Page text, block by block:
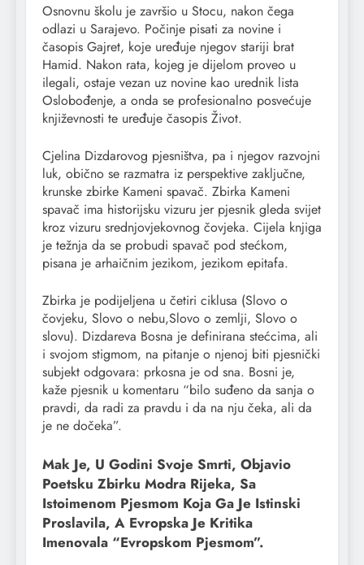
Osnovnu školu je završio u Stocu, nakon čega
odlazi u Sarajevo. Počinje pisati za novine i
časopis Gajret, koje uređuje njegov stariji brat
Hamid. Nakon rata, kojeg je dijelom proveo u
ilegali, ostaje vezan uz novine kao urednik lista
Oslobođenje, a onda se profesionalno posvećuje
književnosti te uređuje časopis Život.
Cjelina Dizdarovog pjesništva, pa i njegov razvojni
luk, obično se razmatra iz perspektive zaključne,
krunske zbirke Kameni spavač. Zbirka Kameni
spavač ima historijsku vizuru jer pjesnik gleda svijet
kroz vizuru srednjovjekovnog čovjeka. Cijela knjiga
je težnja da se probudi spavač pod stećkom,
pisana je arhaičnim jezikom, jezikom epitafa.
Zbirka je podijeljena u četiri ciklusa (Slovo o
čovjeku, Slovo o nebu,Slovo o zemlji, Slovo o
slovu). Dizdareva Bosna je definirana stećcima, ali
i svojom stigmom, na pitanje o njenoj biti pjesnički
subjekt odgovara: prkosna je od sna. Bosni je,
kaže pjesnik u komentaru “bilo suđeno da sanja o
pravdi, da radi za pravdu i da na nju čeka, ali da
je ne dočeka”.
Mak Je, U Godini Svoje Smrti, Objavio
Poetsku Zbirku Modra Rijeka, Sa
Istoimenom Pjesmom Koja Ga Je Istinski
Proslavila, A Evropska Je Kritika
Imenovala “evropskom Pjesmom”.